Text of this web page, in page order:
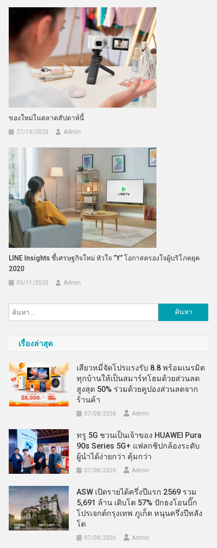
ของใหม่ในตลาดสัปดาห์นี้
27/10/2020 Admin
LINE Insights ชี้เศรษฐกิจใหม่ หัวใจ “Y” โอกาสครองใจผู้บริโภคยุค
2020
05/11/2020 Admin
สำหรับ:
เรื่องล่าสุด
เสียวหมี่จัดโปรแรงรับ 8.8 พร้อมเนรมิต
ทุกบ้านให้เป็นสมาร์ทโฮมด้วยส่วนลด
สูงสุด 50% ร่วมด้วยคูปองส่วนลดจาก
ร้านค้า
07/08/2026 Admin
ทรู 5G ชวนเป็นเจ้าของ HUAWEI Pura
90s Series 5G+ แฟลกชิปกล้องระดับ
ผู้นำได้ง่ายกว่า คุ้มกว่า
07/08/2026 Admin
ASW เปิดรายได้ครึ่งปีแรก 2569 รวม
5,691 ล้าน เติบโต 57% ปักธงโอนบิ๊ก
โปรเจกต์กรุงเทพ ภูเก็ต หนุนครึ่งปีหลัง
โต
07/08/2026 Admin